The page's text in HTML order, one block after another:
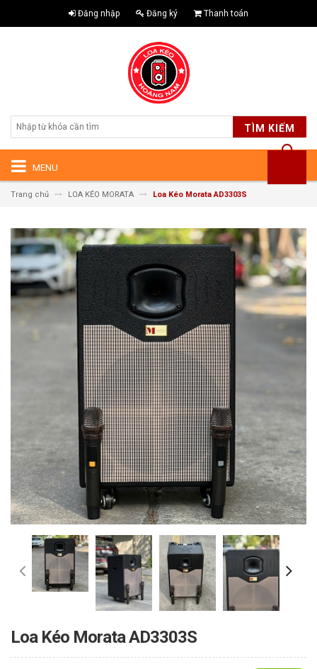
Đăng nhập Đăng ký Thanh toán
TÌM KIẾM
MENU
Trang chủ LOA KÉO MORATA Loa Kéo Morata AD3303S
Loa Kéo Morata AD3303S